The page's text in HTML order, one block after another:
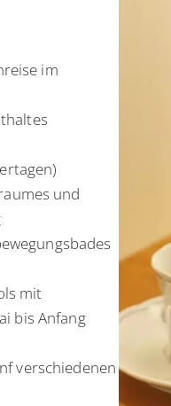
im
und
mit
bis Anfang
verschiedenen